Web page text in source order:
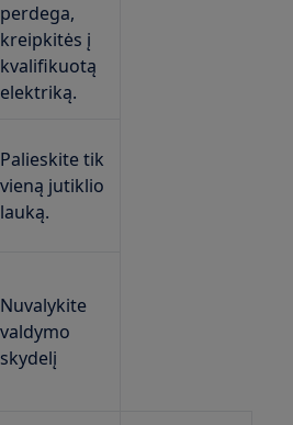
perdega,
kreipkitės į
kvalifikuotą
elektriką.
Palieskite tik
vieną jutiklio
lauką.
Nuvalykite
valdymo
skydelį